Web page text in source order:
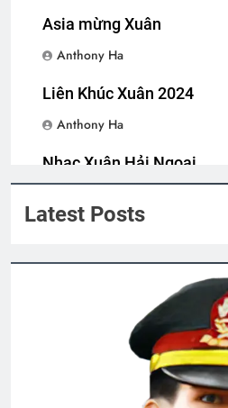
Quốc Lộ 13
CSVSQ Trần
2 Years Ago
Đi dây Tử Thần
2 Years Ago
TỰ GIẢI
Tagore)
Asia mừng Xuân
Anthony Ha
Liên Khúc Xuân 2024
Anthony Ha
Nhạc Xuân Hải Ngoại
Latest Posts